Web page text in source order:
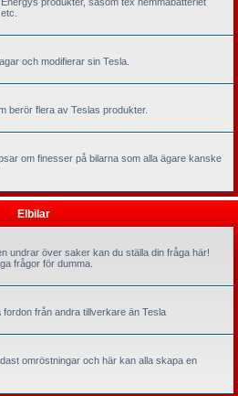
och modifierar sin Tesla.
berör flera av Teslas produkter.
om finesser på bilarna som alla ägare kanske
Elbilar
undrar över saker kan du ställa din fråga här!
frågor för dumma.
från andra tillverkare än Tesla
omröstningar och här kan alla skapa en